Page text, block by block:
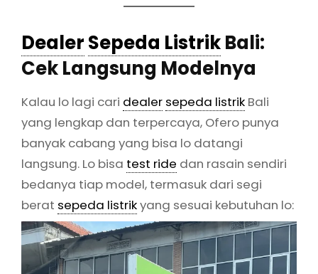
DealerSepeda ListrikBali:
Cek Langsung Modelnya
Kalau lo lagi cari dealer sepeda listrik Bali
yang lengkap dan terpercaya, Ofero punya
banyak cabang yang bisa lo datangi
langsung. Lo bisa test ride dan rasain sendiri
bedanya tiap model, termasuk dari segi
berat sepeda listrikyang sesuai kebutuhan lo: